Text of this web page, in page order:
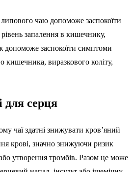
чаю допоможе заспокоїти
запалення в кишечнику,
допоможе заспокоїти симптоми
кишечника, виразкового коліту,
для серця
чаї здатні знижувати кров’яний
крові, значно знижуючи ризик
утворення тромбів. Разом це може